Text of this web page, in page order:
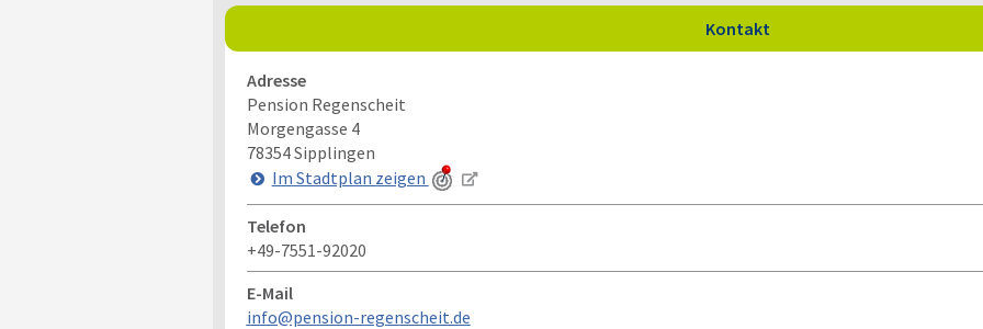
Kontakt
Adresse
Pension Regenscheit
Morgengasse 4
78354Sipplingen
Im Stadtplan zeigen
Telefon
+49-7551-92020
E-Mail
info@pension-regenscheit.de